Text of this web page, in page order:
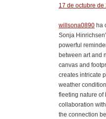
17 de octubre
willsona0890 ha
Sonja
powerful
between art and
canvas and
creates intricate
weather
fleeting nature of
collaboration
the connection